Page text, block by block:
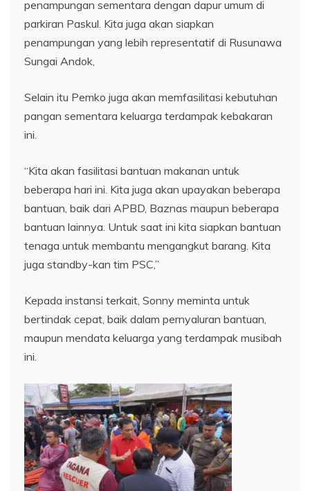
penampungan sementara dengan dapur umum di
parkiran Paskul. Kita juga akan siapkan
penampungan yang lebih representatif di Rusunawa
Sungai Andok,
Selain itu Pemko juga akan memfasilitasi kebutuhan
pangan sementara keluarga terdampak kebakaran
ini.
“Kita akan fasilitasi bantuan makanan untuk
beberapa hari ini. Kita juga akan upayakan beberapa
bantuan, baik dari APBD, Baznas maupun beberapa
bantuan lainnya. Untuk saat ini kita siapkan bantuan
tenaga untuk membantu mengangkut barang. Kita
juga standby-kan tim PSC,”
Kepada instansi terkait, Sonny meminta untuk
bertindak cepat, baik dalam pernyaluran bantuan,
maupun mendata keluarga yang terdampak musibah
ini.